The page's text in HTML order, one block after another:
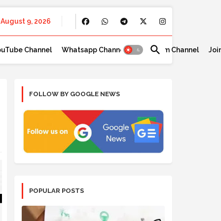
August 9, 2026
Channel Whatsapp Channel Telegram Channel
FOLLOW BY GOOGLE NEWS
POPULAR POSTS